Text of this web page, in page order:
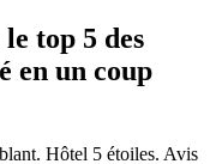
top 5 des
en un coup
Hôtel 5 étoiles. Avis